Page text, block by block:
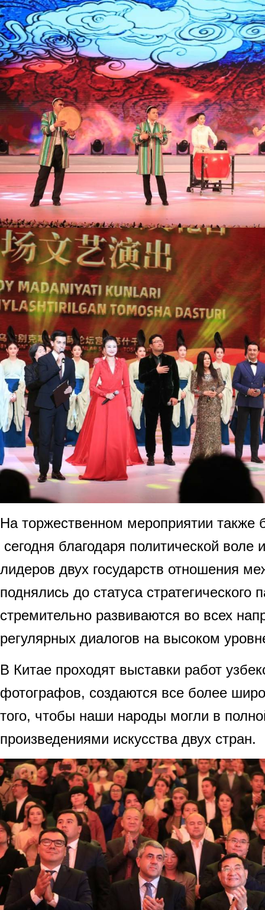
На торжественном мероприятии также
сегодня благодаря политической
лидеров двух государств отношения
поднялись до статуса стратегического
стремительно развиваются во всех
регулярных диалогов на высоком
В Китае проходят выставки работ
фотографов, создаются все более
того, чтобы наши народы могли в
произведениями искусства двух стран.